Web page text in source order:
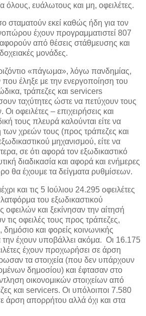
όλους, ευάλωτους και μη, οφειλέτες.
εκεί καθώς ήδη για τον
έχουν προγραμματιστεί 807
από θέσεις στάθμευσης και
μονάδες.
«πάγωμα», λόγω πανδημίας,
έληξε με την ενεργοποίηση του
τράπεζες και servicers
ταχύτητες ώστε να πετύχουν τους
οφειλέτες – επιχειρήσεις και
τους πλευρά καλούνται είτε να
των χρεών τους (προς τράπεζες και
μηχανισμού, είτε να
σε ότι αφορά τον εξωδικαστικό
διαδικασία και αφορά και ενήμερες
θα έχουμε τα δείγματα ρυθμίσεων.
και τις 5 Ιούλιου 24.295 οφειλέτες
του εξωδικαστικού
οφειλών και ξεκίνησαν την αίτησή
τις οφειλές τους προς τράπεζες,
δημόσιο και φορείς κοινωνικής
έχουν υποβάλλει ακόμα. Οι 16.175
έχουν προχωρήσει σε άρση
τα στοιχεία (που δεν υπάρχουν
δημοσίου) και έφτασαν στο
οικονομικών στοιχείων από
και servicers. Οι υπόλοιποι 7.580
άρση απορρήτου αλλά όχι και στα